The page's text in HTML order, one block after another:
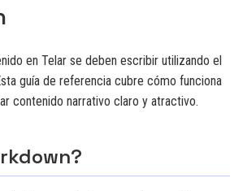
en Telar se deben escribir utilizando el
guía de referencia cubre cómo funciona
contenido narrativo claro y atractivo.